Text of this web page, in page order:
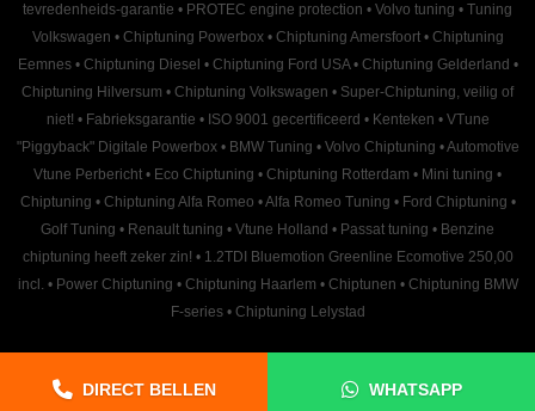
tevredenheids-garantie • PROTEC engine protection • Volvo tuning • Tuning
Volkswagen • Chiptuning Powerbox • Chiptuning Amersfoort • Chiptuning
Eemnes • Chiptuning Diesel • Chiptuning Ford USA • Chiptuning Gelderland •
Chiptuning Hilversum • Chiptuning Volkswagen • Super-Chiptuning, veilig of
niet! • Fabrieksgarantie • ISO 9001 gecertificeerd • Kenteken • VTune
"Piggyback" Digitale Powerbox • BMW Tuning • Volvo Chiptuning •Automotive
Vtune Perbericht • Eco Chiptuning • Chiptuning Rotterdam • Mini tuning •
Chiptuning • Chiptuning Alfa Romeo •Alfa Romeo Tuning • Ford Chiptuning •
Golf Tuning • Renault tuning • Vtune Holland • Passat tuning • Benzine
chiptuning heeft zeker zin! • 1.2TDI Bluemotion Greenline Ecomotive 250,00
incl. • Power Chiptuning • Chiptuning Haarlem • Chiptunen • Chiptuning BMW
F-series • Chiptuning Lelystad
DIRECT BELLEN WHATSAPP